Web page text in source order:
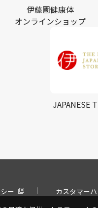
伊藤園健康体
オンラインショップ
JAPANESE
ー カスタマー